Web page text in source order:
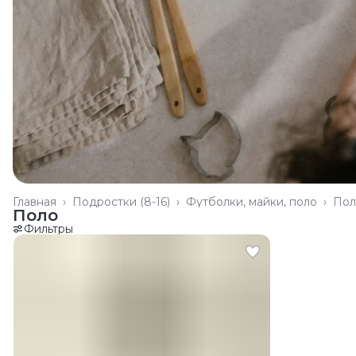
Футболки, майки, поло ›
Подростки (8-16) ›
Главная ›
Поло
Фильтры